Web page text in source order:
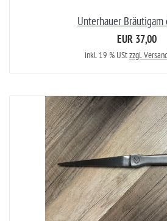
Unterhauer
EUR 37,00
inkl. 19 % UStzzgl.